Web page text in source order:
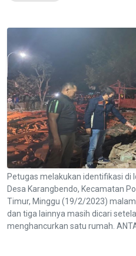
Petugas melakukan identifikasi di
Desa Karangbendo, Kecamatan
Timur, Minggu (19/2/2023)
dan tiga lainnya masih dicari
menghancurkan satu rumah.